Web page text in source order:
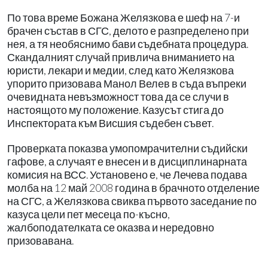
По това време Божана Желязкова е шеф на 7-и
брачен състав в СГС, делото е разпределено при
нея, а тя необяснимо бави съдебната процедура.
Скандалният случай привлича вниманието на
юристи, лекари и медии, след като Желязкова
упорито призовава Манол Велев в съда въпреки
очевидната невъзможност това да се случи в
настоящото му положение. Казусът стига до
Инспектората към Висшия съдебен съвет.
Проверката показва умопомрачителни съдийски
гафове, а случаят е внесен и в дисциплинарната
комисия на ВСС. Установено е, че Лечева подава
молба на 12 май 2008 година в брачното отделение
на СГС, а Желязкова свиква първото заседание по
казуса цели пет месеца по-късно,
жалбоподателката се оказва и нередовно
призовавана.